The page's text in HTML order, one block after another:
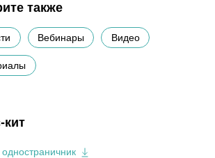
также
Вебинары Видео
кит